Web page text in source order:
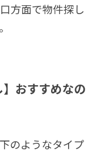
方面で物件探し
】おすすめなの
のようなタイプ